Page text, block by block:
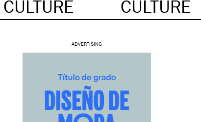
CULTURE CULTURE
ADVERTISING